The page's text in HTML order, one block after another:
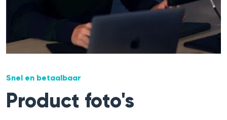
Snel en betaalbaar
Product foto's